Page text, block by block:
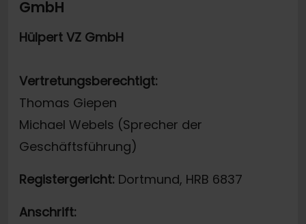
GmbH
Hülpert VZ GmbH
Vertretungsberechtigt:
Thomas Giepen
Michael Webels (Sprecher der
Geschäftsführung)
Registergericht: Dortmund, HRB 6837
Anschrift: